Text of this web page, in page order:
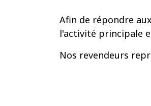
Afin de répondre
l'activité principale
Nos revendeurs